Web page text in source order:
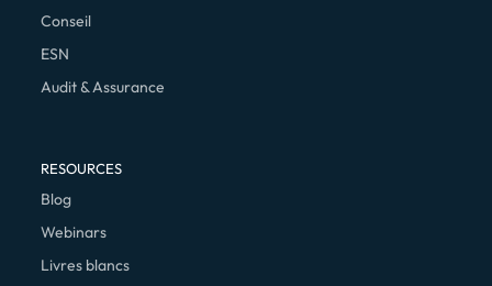
Conseil
ESN
Audit & Assurance
RESOURCES
Blog
Webinars
Livres blancs